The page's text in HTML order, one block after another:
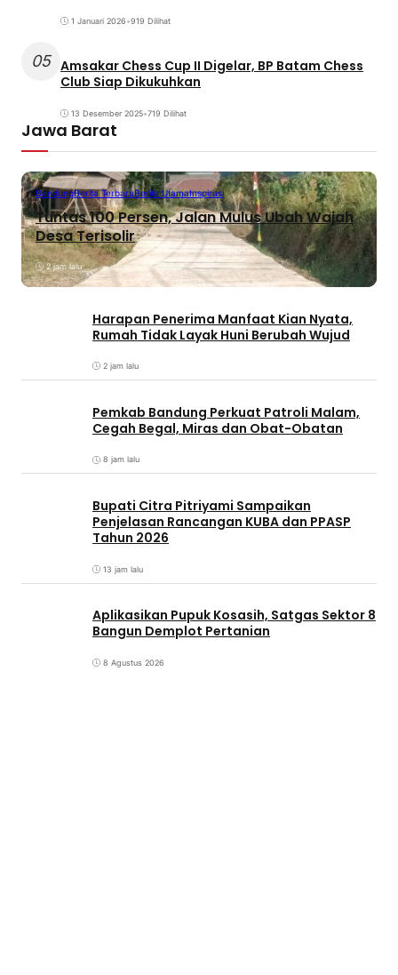
1 Januari 2026•919 Dilihat
05 Amsakar Chess Cup II Digelar, BP Batam Chess
Club Siap Dikukuhkan
13 Desember 2025•719 Dilihat
Jawa Barat
BandungBerita TerbaruBerita UtamaInspirasi
Tuntas 100 Persen, Jalan Mulus Ubah Wajah
Desa Terisolir
2 jam lalu
Harapan Penerima Manfaat Kian Nyata,
Rumah Tidak Layak Huni Berubah Wujud
2 jam lalu
Pemkab Bandung Perkuat Patroli Malam,
Cegah Begal, Miras dan Obat-Obatan
8 jam lalu
Bupati Citra Pitriyami Sampaikan
Penjelasan Rancangan KUBA dan PPASP
Tahun 2026
13 jam lalu
Aplikasikan Pupuk Kosasih, Satgas Sektor 8
Bangun Demplot Pertanian
8 Agustus 2026